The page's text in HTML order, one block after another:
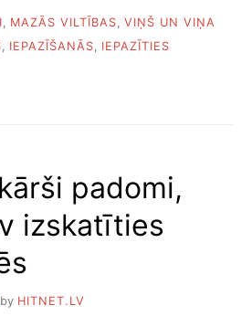
MAZĀS VILTĪBAS VIŅŠ UN VIŅA
, IEPAZĪŠANĀS, IEPAZĪTIES
padomi,
izskatīties
by HITNET.LV